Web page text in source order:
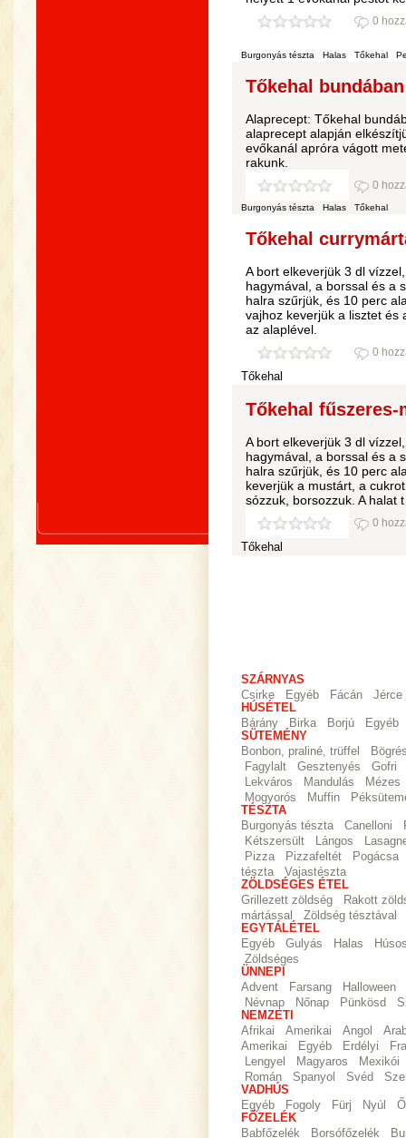
0
Burgonyás tészta Halas Tőkehal
Tőkehal
Alaprecept: Tőkehal
alaprecept alapján
evőkanál apróra vágott
rakunk.
0
Burgonyás tészta Halas Tőkehal
Tőkehal
A bort elkeverjük 3 dl
hagymával, a borssal és a
halra szűrjük, és 10 perc
vajhoz keverjük a lisztet és
az alaplével.
0
Tőkehal
Tőkehal
A bort elkeverjük 3 dl
hagymával, a borssal és a
halra szűrjük, és 10 perc
keverjük a mustárt, a
sózzuk, borsozzuk. A halat t
0
Tőkehal
SZÁRNYAS
Csirke
Egyéb Fácán
Jérce
HÚSÉTEL
Bárány
Birka Borjú
Egyéb
SÜTEMÉNY
Bonbon, praliné, trüffel
Fagylalt
Gesztenyés
Gofri
Lekváros
Mandulás
Mézes
Mogyorós
Muffin
TÉSZTA
Burgonyás tészta
Canelloni
Kétszersült
Lángos
Pizza
Pizzafeltét
Pogácsa
tészta
Vajastészta
ZÖLDSÉGES ÉTEL
Grillezett zöldség
Rakott
mártással
Zöldség tésztával
EGYTÁLÉTEL
Egyéb
Gulyás Halas
Zöldséges
ÜNNEPI
Advent
Farsang
Halloween
Névnap
Nőnap Pünkösd
NEMZETI
Afrikai
Amerikai Angol
Amerikai
Egyéb Erdélyi
Lengyel
Magyaros
Mexikói
Román
Spanyol Svéd
VADHÚS
Egyéb
Fogoly Fürj Nyúl
FŐZELÉK
Babfőzelék
Borsófőzelék